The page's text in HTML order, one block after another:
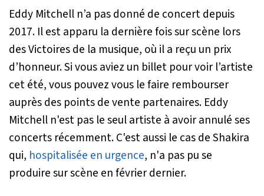
Eddy Mitchell n’a pas donné de concert depuis
2017. Il est apparu la dernière fois sur scène lors
des Victoires de la musique, où il a reçu un prix
d’honneur. Si vous aviez un billet pour voir l’artiste
cet été, vous pouvez vous le faire rembourser
auprès des points de vente partenaires. Eddy
Mitchell n'est pas le seul artiste à avoir annulé ses
concerts récemment. C'est aussi le cas de Shakira
qui, hospitalisée en urgence, n'a pas pu se
produire sur scène en février dernier.